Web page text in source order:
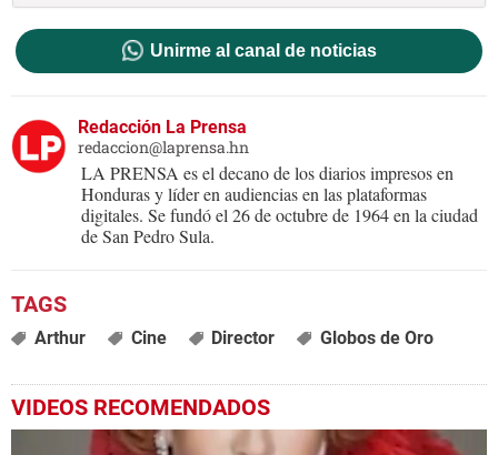
Unirme al canal de noticias
Redacción La Prensa
redaccion@laprensa.hn
LA PRENSA es el decano de los diarios impresos en
Honduras y líder en audiencias en las plataformas
digitales. Se fundó el 26 de octubre de 1964 en la ciudad
de San Pedro Sula.
Arthur Cine Director Globos de Oro
VIDEOS RECOMENDADOS